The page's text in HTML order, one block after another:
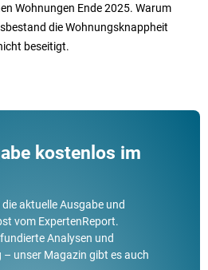
Wohnungen Ende 2025. Warum
die Wohnungsknappheit
beseitigt.
kostenlos im
aktuelle Ausgabe und
vom ExpertenReport.
Analysen und
unser Magazin gibt es auch